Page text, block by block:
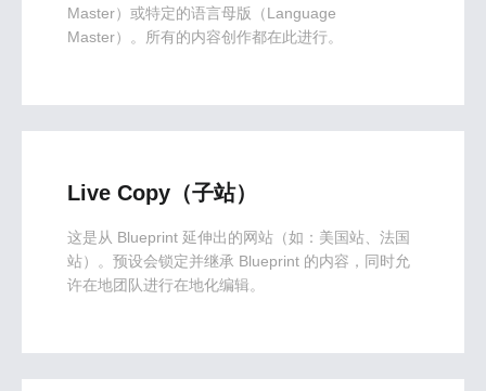
Master）或特定的语言母版（Language
Master）。所有的内容创作都在此进行。
Live Copy（子站）
这是从 Blueprint 延伸出的网站（如：美国站、法国
站）。预设会锁定并继承 Blueprint 的内容，同时允
许在地团队进行在地化编辑。